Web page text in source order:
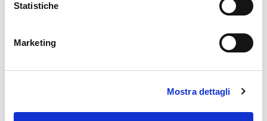
Statistiche
Marketing
Mostra dettagli